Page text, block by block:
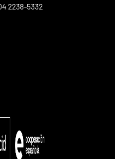
2238-5332